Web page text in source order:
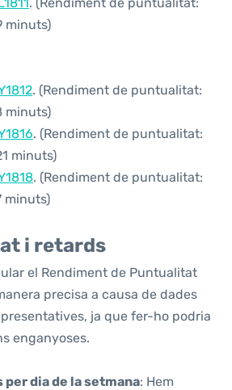
minuts)
. (Rendiment de puntualitat:
minuts)
. (Rendiment de puntualitat:
minuts)
. (Rendiment de puntualitat:
minuts)
i retards
el Rendiment de Puntualitat
precisa a causa de dades
ja que fer-ho podria
enganyoses.
dia de la setmana: Hem